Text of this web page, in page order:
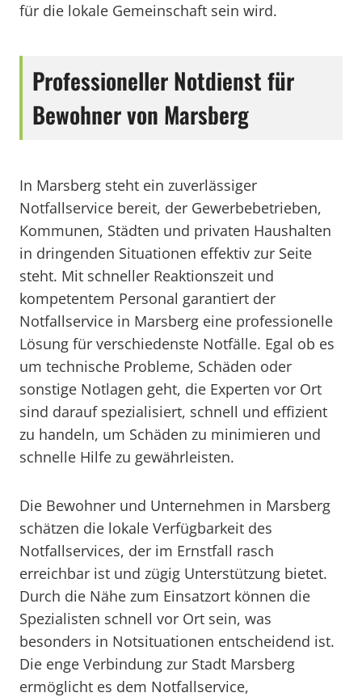
für die lokale Gemeinschaft sein wird.
Professioneller Notdienst für
Bewohner von Marsberg
In Marsberg steht ein zuverlässiger
Notfallservice bereit, der Gewerbebetrieben,
Kommunen, Städten und privaten Haushalten
in dringenden Situationen effektiv zur Seite
steht. Mit schneller Reaktionszeit und
kompetentem Personal garantiert der
Notfallservice in Marsberg eine professionelle
Lösung für verschiedenste Notfälle. Egal ob es
um technische Probleme, Schäden oder
sonstige Notlagen geht, die Experten vor Ort
sind darauf spezialisiert, schnell und effizient
zu handeln, um Schäden zu minimieren und
schnelle Hilfe zu gewährleisten.
Die Bewohner und Unternehmen in Marsberg
schätzen die lokale Verfügbarkeit des
Notfallservices, der im Ernstfall rasch
erreichbar ist und zügig Unterstützung bietet.
Durch die Nähe zum Einsatzort können die
Spezialisten schnell vor Ort sein, was
besonders in Notsituationen entscheidend ist.
Die enge Verbindung zur Stadt Marsberg
ermöglicht es dem Notfallservice,